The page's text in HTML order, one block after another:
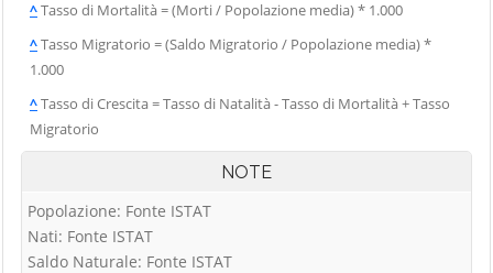
^Tasso di Mortalità = (Morti / Popolazione media) * 1.000
^Tasso Migratorio = (Saldo Migratorio / Popolazione media) *
1.000
^Tasso di Crescita = Tasso di Natalità - Tasso di Mortalità + Tasso
Migratorio
NOTE
Popolazione: Fonte ISTAT
Nati: Fonte ISTAT
Saldo Naturale: Fonte ISTAT